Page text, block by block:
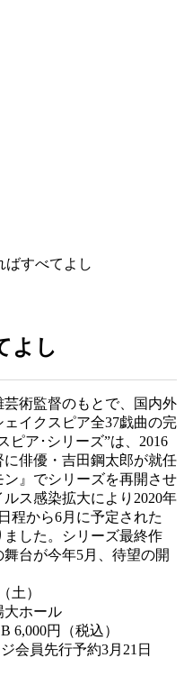
ばすべてよし
よし
術監督のもとで、国内外
イクスピア全37戯曲の完
ピア･シリーズ”は、2016
俳優・吉田鋼太郎が就任
』でシリーズを再開させ
ス感染拡大により2020年
程から6月に予定された
ました。シリーズ最終作
舞台が今年5月、待望の開
土）
ホール
円（税込）
会員先行予約3月21日